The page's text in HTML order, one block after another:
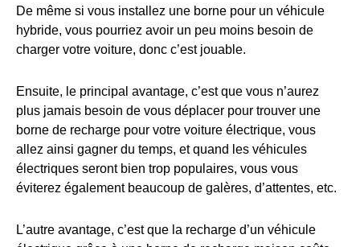
De même si vous installez une borne pour un véhicule
hybride, vous pourriez avoir un peu moins besoin de
charger votre voiture, donc c’est jouable.
Ensuite, le principal avantage, c’est que vous n’aurez
plus jamais besoin de vous déplacer pour trouver une
borne de recharge pour votre voiture électrique, vous
allez ainsi gagner du temps, et quand les véhicules
électriques seront bien trop populaires, vous vous
éviterez également beaucoup de galères, d’attentes, etc.
L’autre avantage, c’est que la recharge d’un véhicule